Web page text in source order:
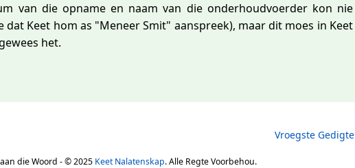
van die opname en naam van die onderhoudvoerder kon nie
dat Keet hom as "Meneer Smit" aanspreek), maar dit moes in Keet
het.
Vroegste Gedigte
die Woord - © 2025 Keet Nalatenskap. Alle Regte Voorbehou.